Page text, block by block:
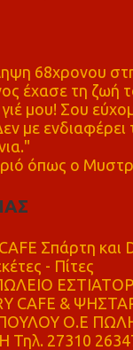
68χρονου στη
έχασε τη ζωή
μου! Σου
ενδιαφέρει
όπως ο
CAFE Σπάρτη
- Πίτες
CAFE &
Ο.Ε
Τηλ. 27310